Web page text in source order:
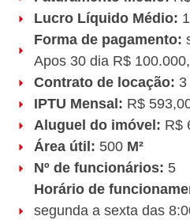
Lucro Líquido Médio:
Forma de pagamento:
Apos 30 dia R$
Contrato de locação: 3
IPTU Mensal: R$
Aluguel do imóvel: R$
Área útil: 500M²
Nº de funcionários: 5
Horário de
segunda a sexta das